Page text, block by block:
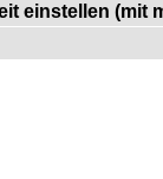
einstellen (mit